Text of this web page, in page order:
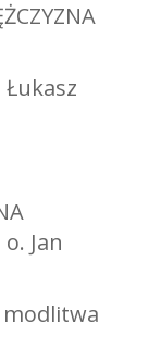
Łukasz
o. Jan
modlitwa